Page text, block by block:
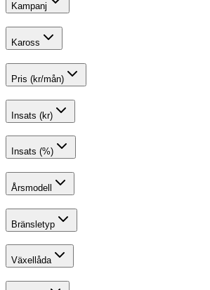
Kampanj
Kaross
Pris (kr/mån)
Insats (kr)
Insats (%)
Årsmodell
Bränsletyp
Växellåda